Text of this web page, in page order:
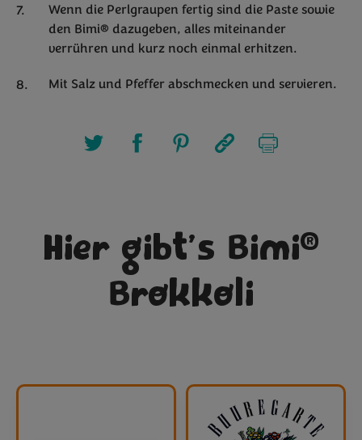
Wenn die Perlgraupen fertig sind die Paste sowie
den Bimi® dazugeben, alles miteinander
verrühren und kurz noch einmal erhitzen.
Mit Salz und Pfeffer abschmecken und servieren.
Hier gibt’s Bimi®
Brokkoli